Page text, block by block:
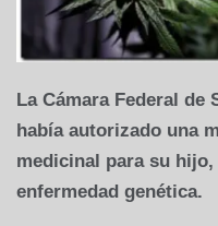
La Cámara Federal de
había autorizado una
medicinal para su hijo,
enfermedad genética.